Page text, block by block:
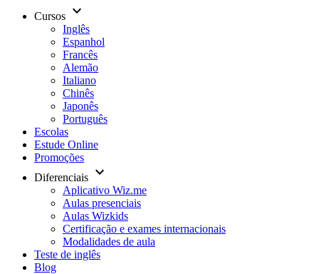
Cursos keyboard_arrow_down
Inglês
Espanhol
Francês
Alemão
Italiano
Chinês
Japonês
Português
Escolas
Estude Online
Promoções
Diferenciais keyboard_arrow_down
Aplicativo Wiz.me
Aulas presenciais
Aulas Wizkids
Certificação e exames internacionais
Modalidades de aula
Teste de inglês
Blog